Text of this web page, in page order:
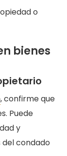
o
bienes
, confirme que
Puede
y
condado